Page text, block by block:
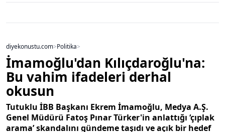
diyekonustu.com>Politika>
İmamoğlu'dan Kılıçdaroğlu'na:
Bu vahim ifadeleri derhal
okusun
Tutuklu İBB Başkanı Ekrem İmamoğlu, Medya A.Ş.
Genel Müdürü Fatoş Pınar Türker'in anlattığı ‘çıplak
arama’ skandalını gündeme taşıdı ve açık bir hedef